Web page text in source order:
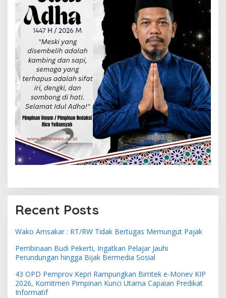
Recent Posts
Wako Amsakar : RT/RW Tidak Bertugas Memungut Pajak
Pembinaan Budi Pekerti, Ingatkan Pelajar Jauhi
Perundungan hingga Bijak Bermedia Sosial
43 OPD Pemprov Kepri Rampungkan Bimtek e-Monev KIP
2026, Komitmen Pimpinan Kunci Utama Capaian Predikat
Informatif